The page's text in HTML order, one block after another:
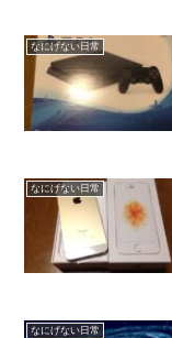
なにげない日常
なにげない日常
なにげない日常